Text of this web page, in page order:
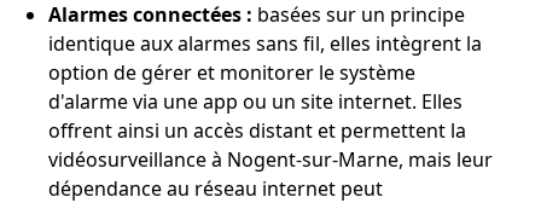
Alarmes connectées : basées sur un principe
identique aux alarmes sans fil, elles intègrent la
option de gérer et monitorer le système
d'alarme via une app ou un site internet. Elles
offrent ainsi un accès distant et permettent la
vidéosurveillance à Nogent-sur-Marne, mais leur
dépendance au réseau internet peut